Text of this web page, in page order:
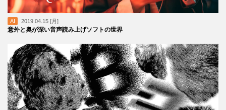
AI 2019.04.15 [月]
意外と奥が深い音声読み上げソフトの世界